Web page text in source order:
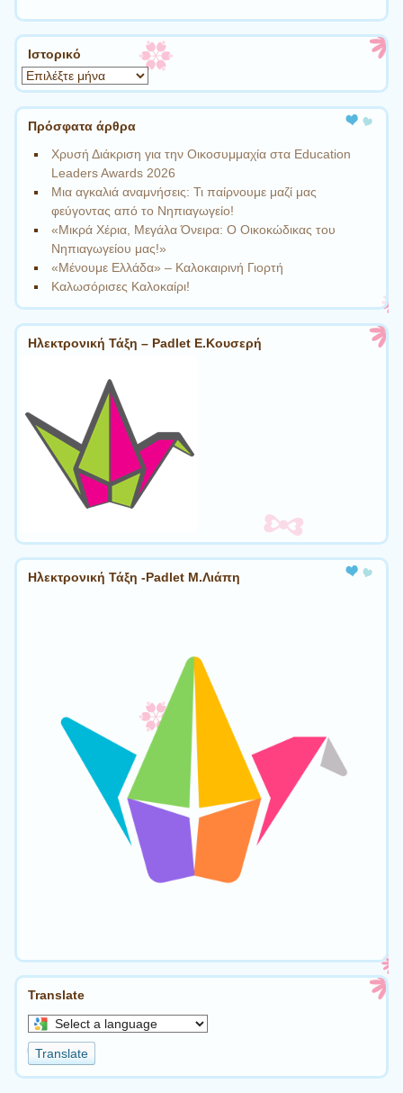
Ιστορικό
Ιστορικό
Πρόσφατα άρθρα
Χρυσή Διάκριση για την Οικοσυμμαχία στα Education
Leaders Awards 2026
Μια αγκαλιά αναμνήσεις: Τι παίρνουμε μαζί μας
φεύγοντας από το Νηπιαγωγείο!
«Μικρά Χέρια, Μεγάλα Όνειρα: Ο Οικοκώδικας του
Νηπιαγωγείου μας!»
«Μένουμε Ελλάδα» – Καλοκαιρινή Γιορτή
Καλωσόρισες Καλοκαίρι!
Ηλεκτρονική Τάξη – Padlet Ε.Κουσερή
Ηλεκτρονική Τάξη -Padlet Μ.Λιάπη
Translate
Select
a
language
to
Translate